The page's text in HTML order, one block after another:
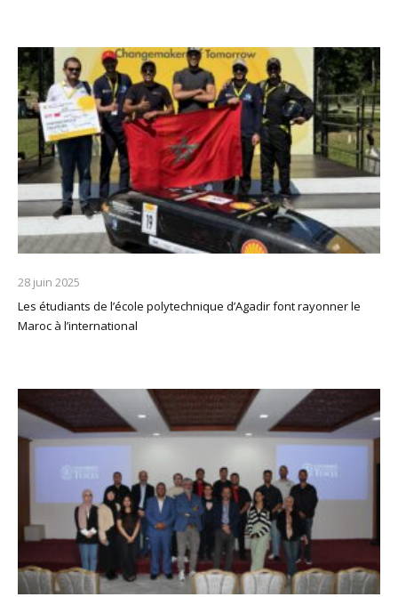
28 juin 2025
Les étudiants de l’école polytechnique d’Agadir font rayonner le
Maroc à l’international